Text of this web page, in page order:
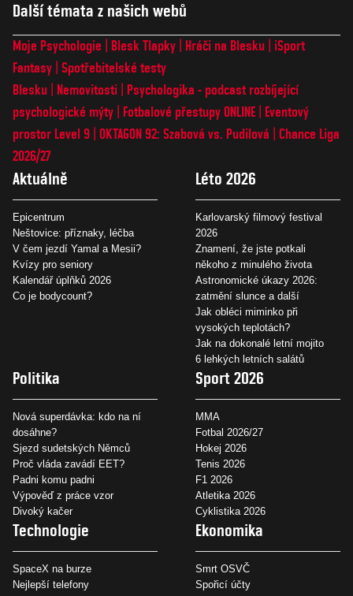
Další témata z našich webů
Moje Psychologie Blesk Tlapky Hráči na Blesku
iSport
Fantasy Spotřebitelské testy
Blesku
Nemovitosti
Psychologika - podcast rozbíjející
psychologické mýty
Fotbalové přestupy ONLINE
Eventový
prostor Level 9 OKTAGON 92: Szabová vs. Pudilová
Chance Liga
2026/27
Aktuálně
Epicentrum
Neštovice: příznaky, léčba
V čem jezdí Yamal a Mesii?
Kvízy pro seniory
Kalendář úplňků 2026
Co je bodycount?
Léto 2026
Karlovarský filmový festival
2026
Znamení, že jste potkali
někoho z minulého života
Astronomické úkazy 2026:
zatmění slunce a další
Jak obléci miminko při
vysokých teplotách?
Jak na dokonalé letní mojito
6 lehkých letních salátů
Politika
Nová superdávka: kdo na ní
dosáhne?
Sjezd sudetských Němců
Proč vláda zavádí EET?
Padni komu padni
Výpověď z práce vzor
Divoký kačer
Sport 2026
MMA
Fotbal 2026/27
Hokej 2026
Tenis 2026
F1 2026
Atletika 2026
Cyklistika 2026
Technologie
SpaceX na burze
Nejlepší telefony
Ekonomika
Smrt OSVČ
Spořicí účty